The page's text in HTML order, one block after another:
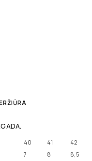
40 41 42
7 8 8,5